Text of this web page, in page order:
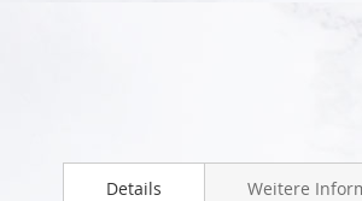
Anfang
Details Weitere